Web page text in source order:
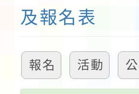
及報名表
報名 活動